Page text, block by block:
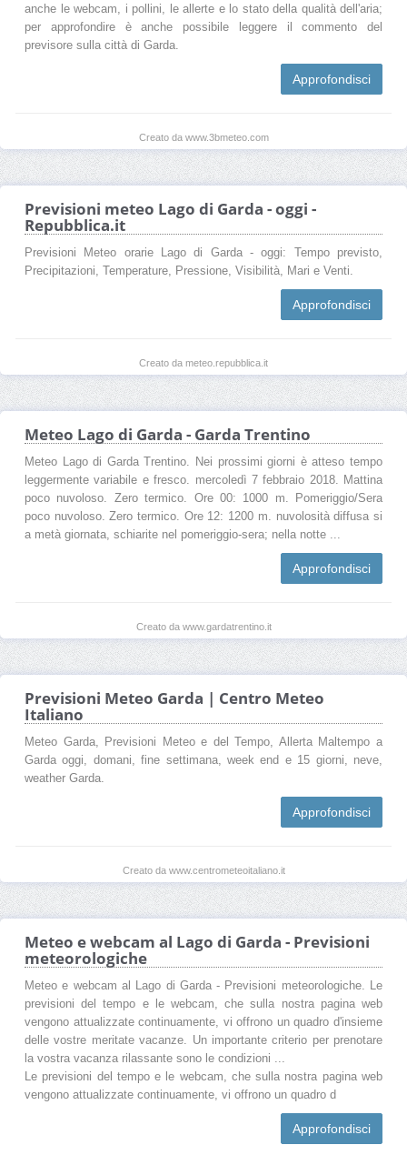
anche le webcam, i pollini, le allerte e lo stato della qualità dell'aria;
per approfondire è anche possibile leggere il commento del
previsore sulla città di Garda.
Approfondisci
Creato da www.3bmeteo.com
Previsioni meteo Lago di Garda - oggi -
Repubblica.it
Previsioni Meteo orarie Lago di Garda - oggi: Tempo previsto,
Precipitazioni, Temperature, Pressione, Visibilità, Mari e Venti.
Approfondisci
Creato da meteo.repubblica.it
Meteo Lago di Garda - Garda Trentino
Meteo Lago di Garda Trentino. Nei prossimi giorni è atteso tempo
leggermente variabile e fresco. mercoledì 7 febbraio 2018. Mattina
poco nuvoloso. Zero termico. Ore 00: 1000 m. Pomeriggio/Sera
poco nuvoloso. Zero termico. Ore 12: 1200 m. nuvolosità diffusa si
a metà giornata, schiarite nel pomeriggio-sera; nella notte ...
Approfondisci
Creato da www.gardatrentino.it
Previsioni Meteo Garda | Centro Meteo
Italiano
Meteo Garda, Previsioni Meteo e del Tempo, Allerta Maltempo a
Garda oggi, domani, fine settimana, week end e 15 giorni, neve,
weather Garda.
Approfondisci
Creato da www.centrometeoitaliano.it
Meteo e webcam al Lago di Garda - Previsioni
meteorologiche
Meteo e webcam al Lago di Garda - Previsioni meteorologiche. Le
previsioni del tempo e le webcam, che sulla nostra pagina web
vengono attualizzate continuamente, vi offrono un quadro d'insieme
delle vostre meritate vacanze. Un importante criterio per prenotare
la vostra vacanza rilassante sono le condizioni ...
Le previsioni del tempo e le webcam, che sulla nostra pagina web
vengono attualizzate continuamente, vi offrono un quadro d
Approfondisci